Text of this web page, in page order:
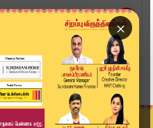
×
குற்றவிய...